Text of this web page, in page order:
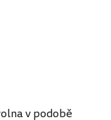
v podobě